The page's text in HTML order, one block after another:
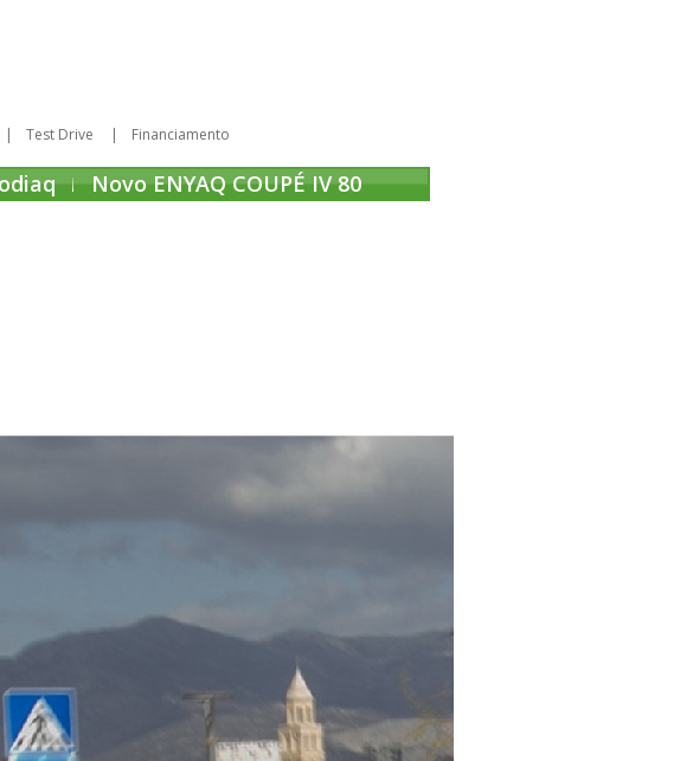
Test Drive Financiamento
Novo ENYAQ COUPÉ IV 80